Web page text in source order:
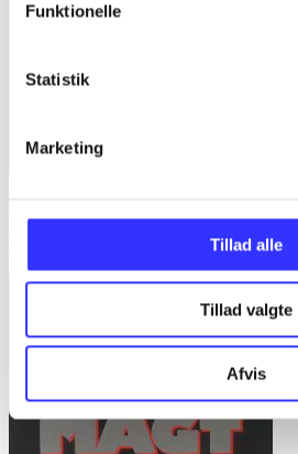
Funktionelle
Statistik
Marketing
Tillad alle
Tillad valgte
Afvis